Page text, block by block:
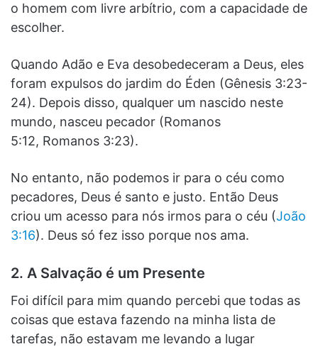
o homem com livre arbítrio, com a capacidade de
escolher.
Quando Adão e Eva desobedeceram a Deus, eles
foram expulsos do jardim do Éden (Gênesis 3:23-
24). Depois disso, qualquer um nascido neste
mundo, nasceu pecador (Romanos
5:12, Romanos 3:23).
No entanto, não podemos ir para o céu como
pecadores, Deus é santo e justo. Então Deus
criou um acesso para nós irmos para o céu (João
3:16). Deus só fez isso porque nos ama.
2. A Salvação é um Presente
Foi difícil para mim quando percebi que todas as
coisas que estava fazendo na minha lista de
tarefas, não estavam me levando a lugar